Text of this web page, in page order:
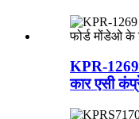
KPR-1269
कार एसी